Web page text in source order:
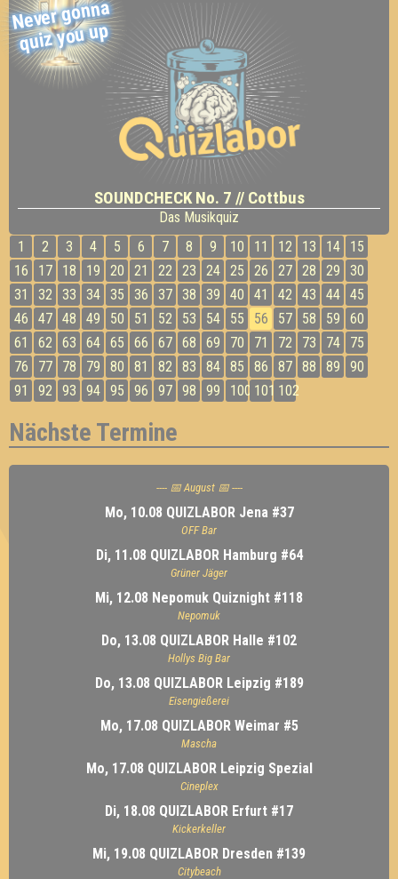
Never gonna
quiz you up
SOUNDCHECK No. 7 // Cottbus
Das Musikquiz
1
2 3 4 5 6 7 8 9 10 11 12 13 14
15
16
17 18 19 20 21 22 23 24 25 26 27 28 29
30
31
32 33 34 35 36 37 38 39 40 41 42 43 44 45
46
47 48 49 50 51 52 53 54 55 56 57 58 59
60
61
62 63 64 65 66 67 68 69 70 71 72 73 74
75
76
77 78 79 80 81 82 83 84 85 86 87 88 89
90
91
92 93 94 95 96 97 98 99 100 101 102
Nächste Termine
---- 📅 August 📅 ----
Mo, 10.08 QUIZLABOR Jena #37
OFF Bar
Di, 11.08 QUIZLABOR Hamburg #64
Grüner Jäger
Mi, 12.08 Nepomuk Quiznight #118
Nepomuk
Do, 13.08 QUIZLABOR Halle #102
Hollys Big Bar
Do, 13.08 QUIZLABOR Leipzig #189
Eisengießerei
Mo, 17.08 QUIZLABOR Weimar #5
Mascha
Mo, 17.08 QUIZLABOR Leipzig Spezial
Cineplex
Di, 18.08 QUIZLABOR Erfurt #17
Kickerkeller
Mi, 19.08 QUIZLABOR Dresden #139
Citybeach